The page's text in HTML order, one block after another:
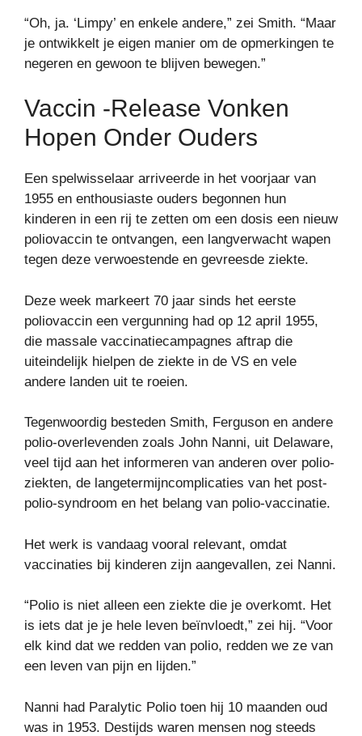
“Oh, ja. ‘Limpy’ en enkele andere,” zei Smith. “Maar
je ontwikkelt je eigen manier om de opmerkingen te
negeren en gewoon te blijven bewegen.”
Vaccin -release Vonken
Hopen Onder Ouders
Een spelwisselaar arriveerde in het voorjaar van
1955 en enthousiaste ouders begonnen hun
kinderen in een rij te zetten om een ​​dosis een nieuw
poliovaccin te ontvangen, een langverwacht wapen
tegen deze verwoestende en gevreesde ziekte.
Deze week markeert 70 jaar sinds het eerste
poliovaccin een vergunning had op 12 april 1955,
die massale vaccinatiecampagnes aftrap die
uiteindelijk hielpen de ziekte in de VS en vele
andere landen uit te roeien.
Tegenwoordig besteden Smith, Ferguson en andere
polio-overlevenden zoals John Nanni, uit Delaware,
veel tijd aan het informeren van anderen over polio-
ziekten, de langetermijncomplicaties van het post-
polio-syndroom en het belang van polio-vaccinatie.
Het werk is vandaag vooral relevant, omdat
vaccinaties bij kinderen zijn aangevallen, zei Nanni.
“Polio is niet alleen een ziekte die je overkomt. Het
is iets dat je je hele leven beïnvloedt,” zei hij. “Voor
elk kind dat we redden van polio, redden we ze van
een leven van pijn en lijden.”
Nanni had Paralytic Polio toen hij 10 maanden oud
was in 1953. Destijds waren mensen nog steeds